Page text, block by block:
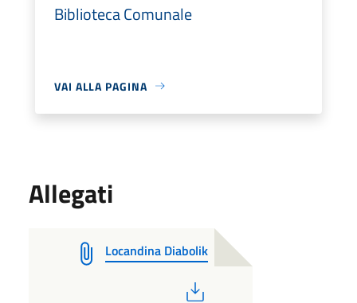
Biblioteca Comunale
VAI ALLA PAGINA
Allegati
Locandina Diabolik